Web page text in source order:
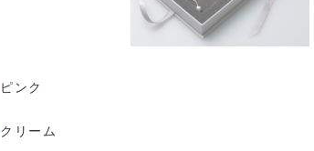
ピンク
クリーム